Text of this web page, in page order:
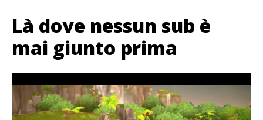
Là dove nessun sub è
mai giunto prima